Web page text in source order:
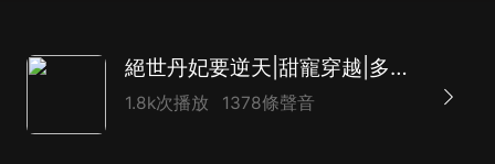
絕世丹妃要逆天|甜寵穿越|多人有聲劇
1.8k次播放 1378條聲音